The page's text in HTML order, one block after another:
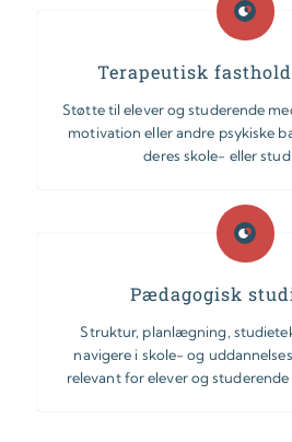
Terapeutisk
Støtte til elever og studerende
motivation eller andre psykiske
deres skole- eller
Pædagogisk
Struktur, planlægning,
navigere i skole- og
relevant for elever og